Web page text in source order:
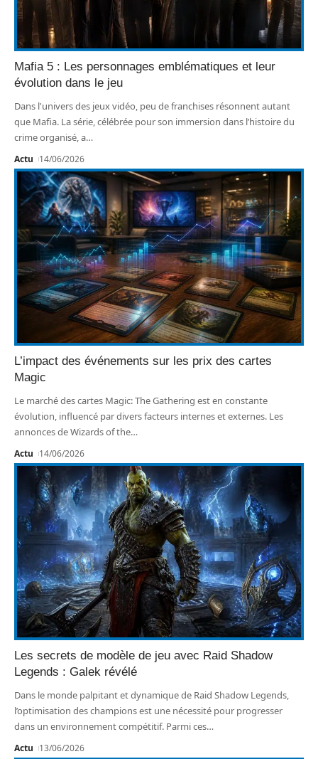
Mafia 5 : Les personnages emblématiques et leur
évolution dans le jeu
Dans l'univers des jeux vidéo, peu de franchises résonnent autant
que Mafia. La série, célébrée pour son immersion dans l’histoire du
crime organisé, a…
Actu 14/06/2026
L’impact des événements sur les prix des cartes
Magic
Le marché des cartes Magic: The Gathering est en constante
évolution, influencé par divers facteurs internes et externes. Les
annonces de Wizards of the…
Actu 14/06/2026
Les secrets de modèle de jeu avec Raid Shadow
Legends : Galek révélé
Dans le monde palpitant et dynamique de Raid Shadow Legends,
l’optimisation des champions est une nécessité pour progresser
dans un environnement compétitif. Parmi ces…
Actu 13/06/2026